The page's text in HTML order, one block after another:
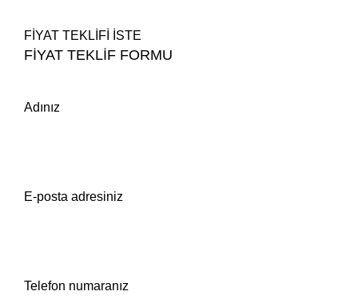
FİYAT TEKLİFİ İSTE
FİYAT TEKLİF FORMU
Adınız
E-posta adresiniz
Telefon numaranız